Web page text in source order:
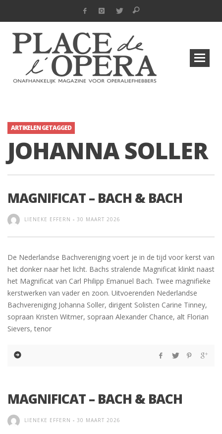
ARTIKELEN GETAGGED
JOHANNA SOLLER
MAGNIFICAT – BACH & BACH
LIENEKE EFFERN - 30 MAART 2026
De Nederlandse Bachvereniging voert je in de tijd voor kerst van
het donker naar het licht. Bachs stralende Magnificat klinkt naast
het Magnificat van Carl Philipp Emanuel Bach. Twee magnifieke
kerstwerken van vader en zoon. Uitvoerenden Nederlandse
Bachvereniging Johanna Soller, dirigent Solisten Carine Tinney,
sopraan Kristen Witmer, sopraan Alexander Chance, alt Florian
Sievers, tenor
MAGNIFICAT – BACH & BACH
LIENEKE EFFERN - 30 MAART 2026